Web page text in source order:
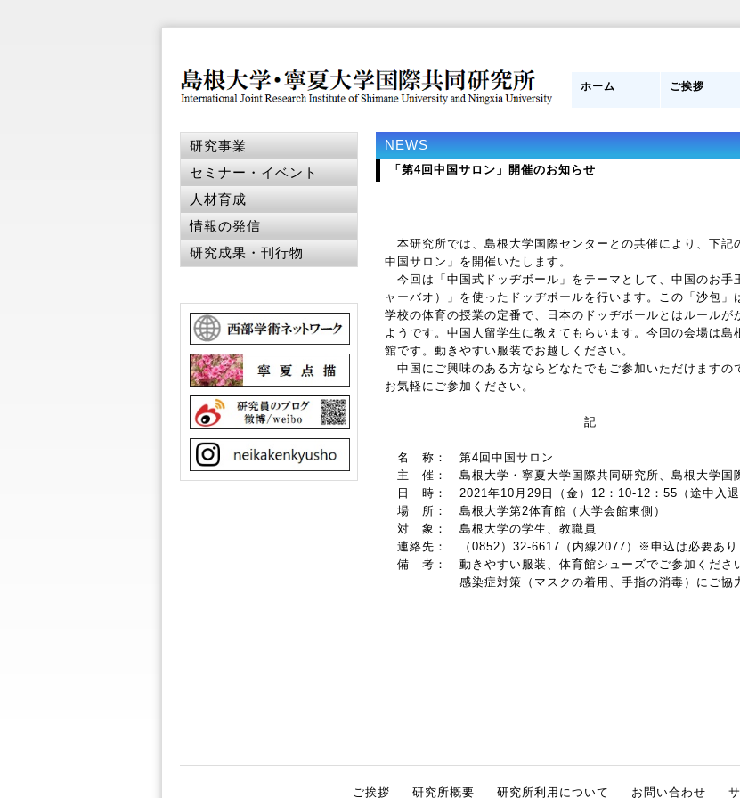
ホーム ご挨拶
NEWS
「第4回中国サロン」開催のお知らせ
本研究所では、島根大学国際センターとの共催により、下記
中国サロン」を開催いたします。
今回は「中国式ドッヂボール」をテーマとして、中国のお手
ャーバオ）」を使ったドッヂボールを行います。この「沙包」
学校の体育の授業の定番で、日本のドッヂボールとはルールが
ようです。中国人留学生に教えてもらいます。今回の会場は島
館です。動きやすい服装でお越しください。
中国にご興味のある方ならどなたでもご参加いただけますの
お気軽にご参加ください。
記
名 称： 第4回中国サロン
主 催： 島根大学・寧夏大学国際共同研究所、島根大学国
日 時： 2021年10月29日（金）12：10-12：55（途中入退
場 所： 島根大学第2体育館（大学会館東側）
対 象： 島根大学の学生、教職員
連絡先： （0852）32-6617（内線2077）※申込は必要あり
備 考： 動きやすい服装、体育館シューズでご参加くださ
感染症対策（マスクの着用、手指の消毒）にご協力
以
研究事業
セミナー・イベント
人材育成
情報の発信
研究成果・刊行物
ご挨拶 研究所概要 研究所利用について お問い合わせ